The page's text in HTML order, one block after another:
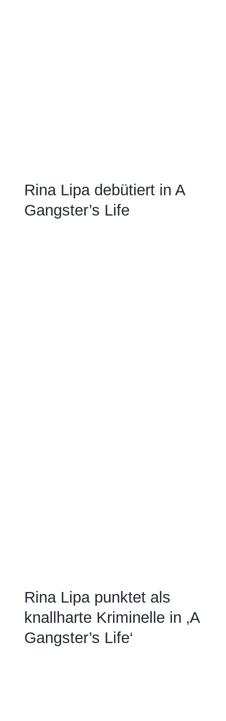
Rina Lipa debütiert in A
Gangster’s Life
Rina Lipa punktet als
knallharte Kriminelle in ‚A
Gangster’s Life‘